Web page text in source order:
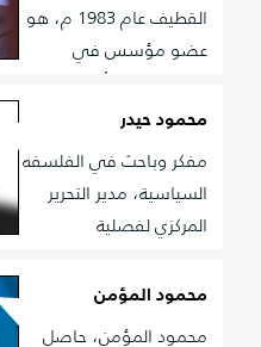
القطيف عام 1983 م، هو
عضو مؤسس في
ملتقى تمائم أدبية
وأدبية في صحف ودوريات
للعلوم ناشرون بيروت،
وعبور لنهر هيراقليطس عام 2025
محمود حيدر
مفكر وباحث في الفلسفة
السياسية، مدير التحرير
المركزي لفصلية
محمود المؤمن
محمود المؤمن، حاصل